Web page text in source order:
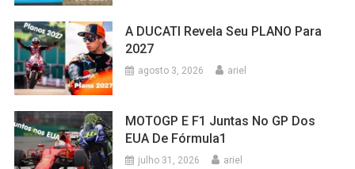
A DUCATI Revela Seu PLANO Para
2027
agosto 3, 2026 ariel
MOTOGP E F1 Juntas No GP Dos
EUA De Fórmula1
julho 31, 2026 ariel